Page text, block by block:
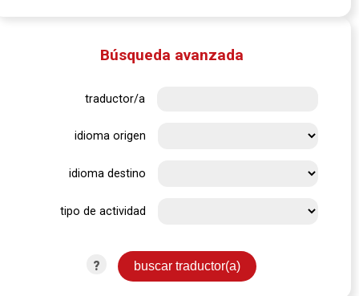
Búsqueda avanzada
traductor/a
idioma origen
idioma destino
tipo de actividad
?